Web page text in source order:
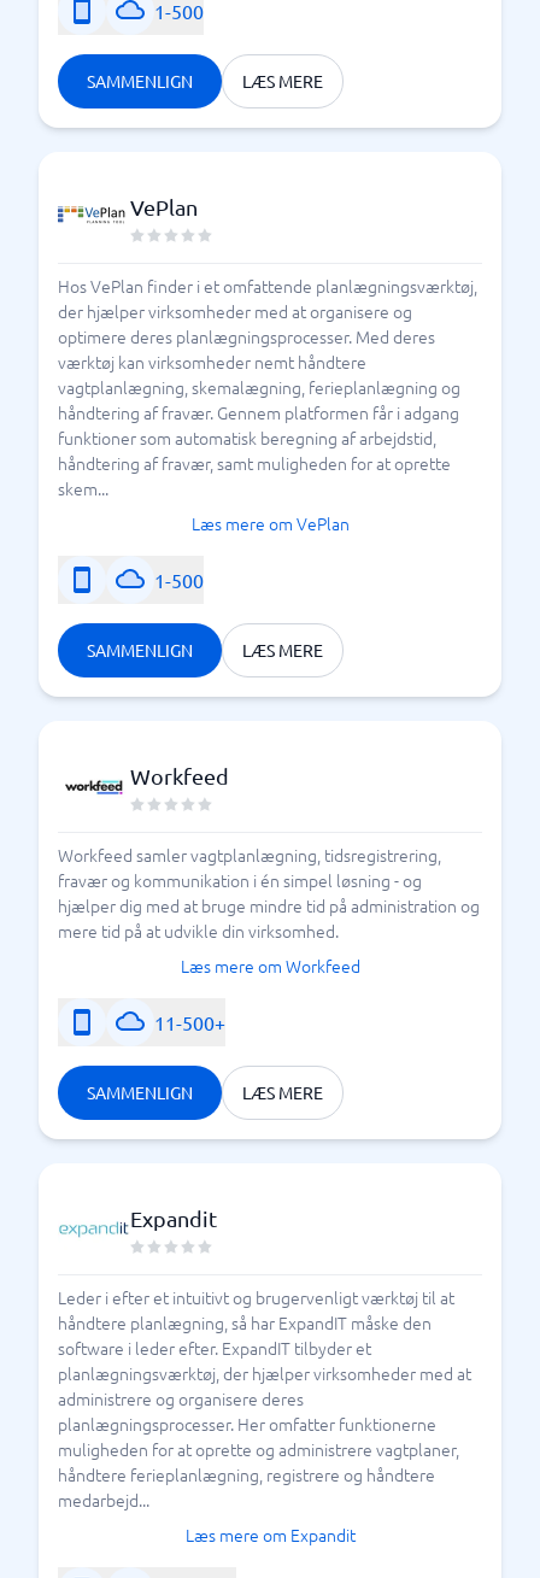
1-500
SAMMENLIGN LÆS MERE
VePlan
Hos VePlan finder i et omfattende planlægningsværktøj,
der hjælper virksomheder med at organisere og
optimere deres planlægningsprocesser. Med deres
værktøj kan virksomheder nemt håndtere
vagtplanlægning, skemalægning, ferieplanlægning og
håndtering af fravær. Gennem platformen får i adgang
funktioner som automatisk beregning af arbejdstid,
håndtering af fravær, samt muligheden for at oprette
skem...
Læs mere om VePlan
1-500
SAMMENLIGN LÆS MERE
Workfeed
Workfeed samler vagtplanlægning, tidsregistrering,
fravær og kommunikation i én simpel løsning - og
hjælper dig med at bruge mindre tid på administration og
mere tid på at udvikle din virksomhed.
Læs mere om Workfeed
11-500+
SAMMENLIGN LÆS MERE
Expandit
Leder i efter et intuitivt og brugervenligt værktøj til at
håndtere planlægning, så har ExpandIT måske den
software i leder efter. ExpandIT tilbyder et
planlægningsværktøj, der hjælper virksomheder med at
administrere og organisere deres
planlægningsprocesser. Her omfatter funktionerne
muligheden for at oprette og administrere vagtplaner,
håndtere ferieplanlægning, registrere og håndtere
medarbejd...
Læs mere om Expandit